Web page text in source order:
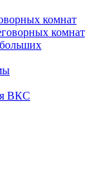
комнат
комнат
ВКС